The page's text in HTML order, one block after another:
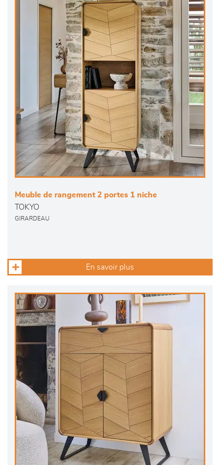
Meuble de rangement 2 portes 1 niche
TOKYO
GIRARDEAU
En savoir plus